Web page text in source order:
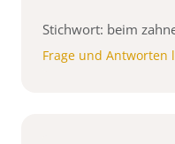
Stichwort: beim
Frage und Antworten